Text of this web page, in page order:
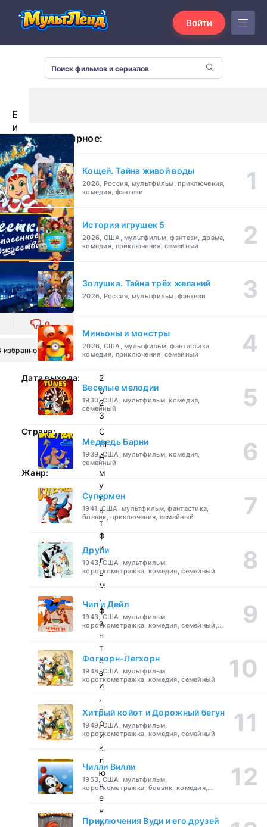
Войти
Блёстка
и
спасённое
Рождество
(2023)
0
избранное
Дата выхода:
2
0
2
3
Страна:
С
Ш
А
Жанр:
м
у
л
ь
т
ф
и
л
ь
м
,
ф
э
н
т
е
з
и
,
п
р
и
к
л
ю
ч
е
н
и
Популярное:
Кощей. Тайна живой воды
2026, Россия, мультфильм, приключения,
комедия, фэнтези
История игрушек 5
2026, США, мультфильм, фэнтези, драма,
комедия, приключения, семейный
Золушка. Тайна трёх желаний
2026, Россия, мультфильм, фэнтези
Миньоны и монстры
2026, США, мультфильм, фантастика,
комедия, приключения, семейный
Веселые мелодии
1930, США, мультфильм, комедия,
семейный
Медведь Барни
1939, США, мультфильм, комедия,
семейный
Супермен
1941, США, мультфильм, фантастика,
боевик, приключения, семейный
Друпи
1943, США, мультфильм,
короткометражка, комедия, семейный
Чип и Дейл
1943, США, мультфильм,
короткометражка, комедия, семейный,
детский
Фогхорн-Легхорн
1948, США, мультфильм,
короткометражка, комедия, семейный
Хитрый койот и Дорожный бегун
1949, США, мультфильм,
короткометражка, комедия, семейный
Чилли Вилли
1953, США, мультфильм,
короткометражка, боевик, комедия,
приключения, семейный
Приключения Вуди и его друзей